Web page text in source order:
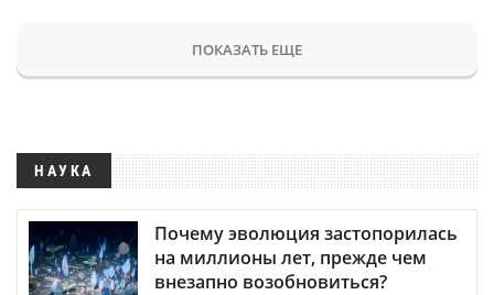
ПОКАЗАТЬ ЕЩЕ
НАУКА
Почему эволюция застопорилась
на миллионы лет, прежде чем
внезапно возобновиться?